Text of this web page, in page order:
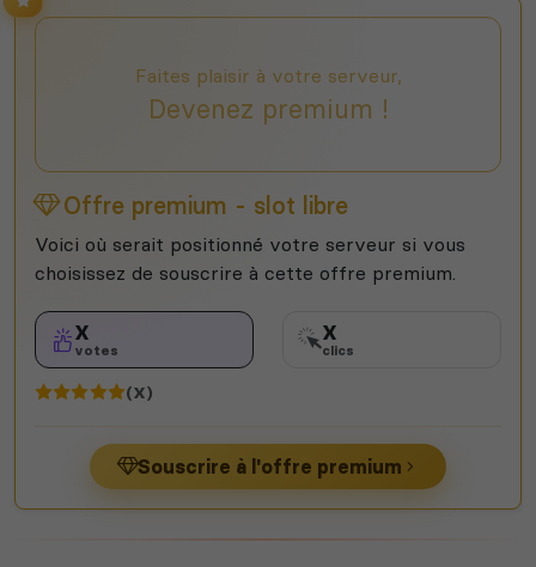
Faites plaisir à votre serveur,
Devenez premium !
Offre premium - slot libre
Voici où serait positionné votre serveur si vous
choisissez de souscrire à cette offre premium.
X
votes
X
clics
(X)
Souscrire à l'offre premium